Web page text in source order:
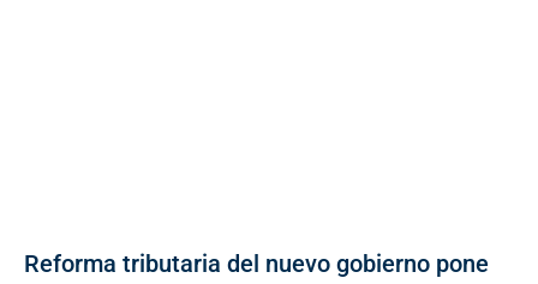
Reforma tributaria del nuevo gobierno pone